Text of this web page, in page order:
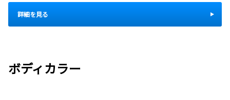
詳細を見る
ボディカラー